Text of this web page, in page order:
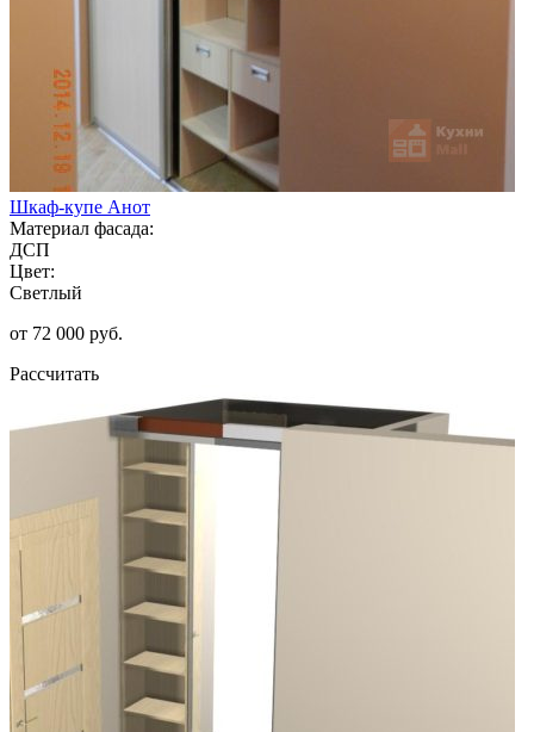
Шкаф-купе Анот
Материал фасада:
ДСП
Цвет:
Светлый
от 72 000 руб.
Рассчитать